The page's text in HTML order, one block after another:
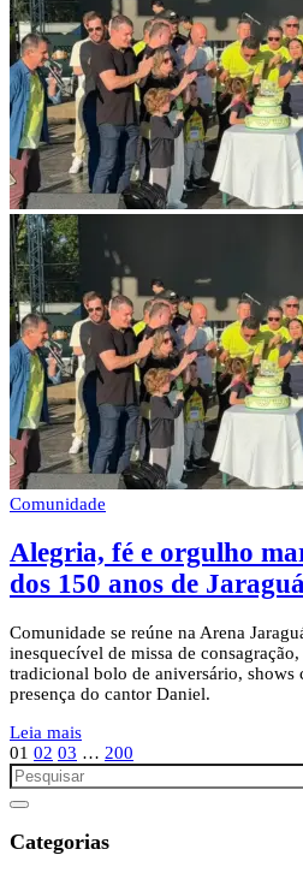
Comunidade
Alegria, fé e orgulho
dos 150 anos de
Comunidade se reúne na Arena
inesquecível de missa de
tradicional bolo de aniversário, shows
presença do cantor Daniel.
Leia mais
01 02 03 … 200
Categorias